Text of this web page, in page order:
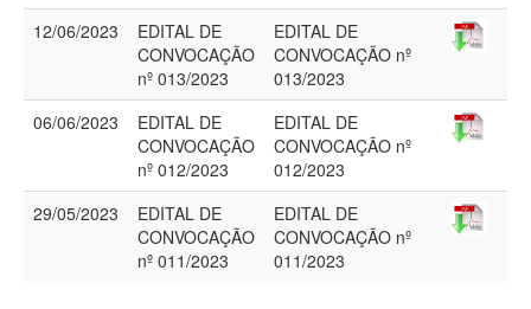
12/06/2023
EDITAL DE
CONVOCAÇÃO
nº 013/2023
EDITAL DE
CONVOCAÇÃO nº
013/2023
06/06/2023
EDITAL DE
CONVOCAÇÃO
nº 012/2023
EDITAL DE
CONVOCAÇÃO nº
012/2023
29/05/2023
EDITAL DE
CONVOCAÇÃO
nº 011/2023
EDITAL DE
CONVOCAÇÃO nº
011/2023